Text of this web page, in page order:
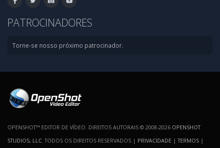
PATROCINADORES
Torne-se nosso próximo patrocinador.
OPENSHOT™ EDITOR DE VÍDEO. DIREITOS AUTORAIS © 2008-2026 OPENSHOT
STUDIOS, LLC . TODOS OS DIREITOS RESERVADOS | PRIVACIDADE |TERMOS |